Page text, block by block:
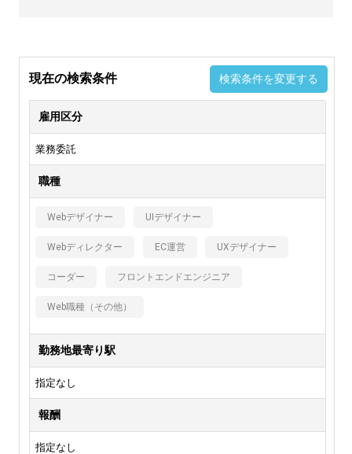
現在の検索条件 検索条件を変更する
雇用区分
業務委託
職種
Webデザイナー UIデザイナー
Webディレクター EC運営 UXデザイナー
コーダー フロントエンドエンジニア
Web職種（その他）
勤務地最寄り駅
指定なし
報酬
指定なし